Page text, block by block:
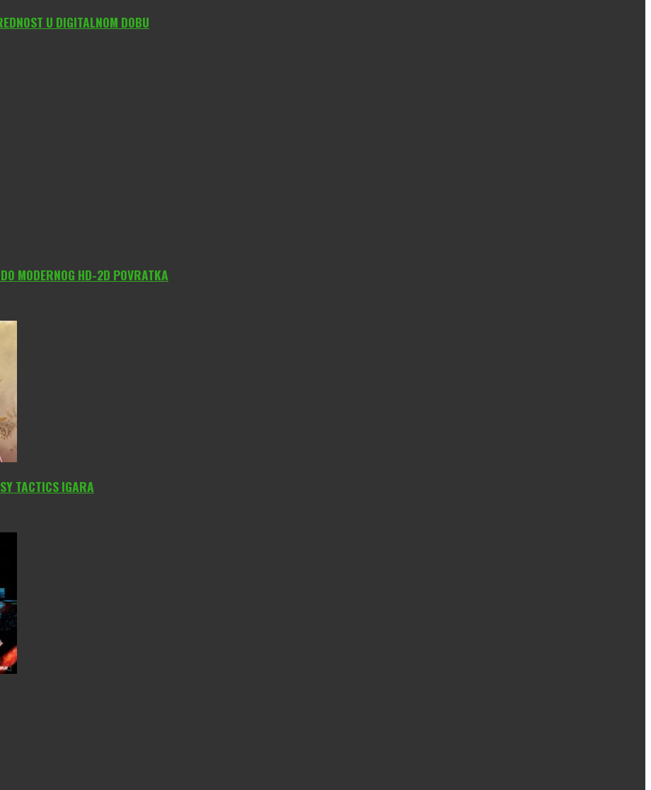
U DIGITALNOM DOBU
MODERNOG HD-2D POVRATKA
TACTICS IGARA